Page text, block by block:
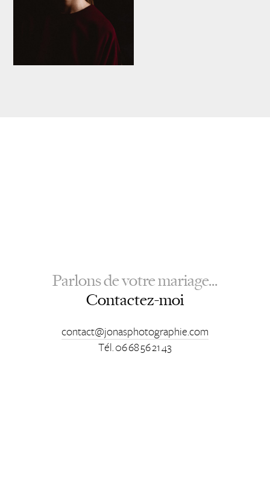
Parlons de votre mariage...
Contactez-moi
contact@jonasphotographie.com
Tél. 06 68 56 21 43